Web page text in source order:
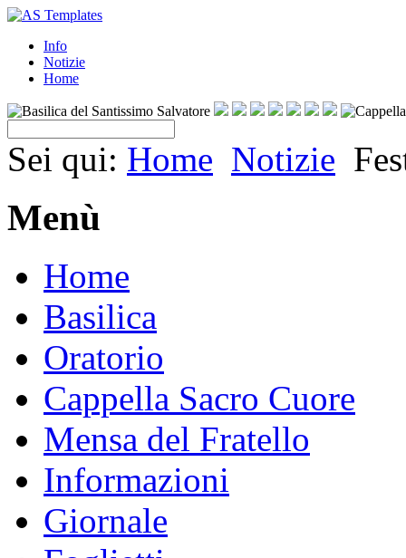
Info
Notizie
Home
Sei qui: Home Notizie
Menù
Home
Basilica
Oratorio
Cappella Sacro Cuore
Mensa del Fratello
Informazioni
Giornale